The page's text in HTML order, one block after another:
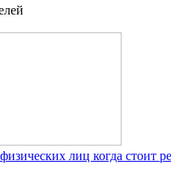
лиц когда стоит